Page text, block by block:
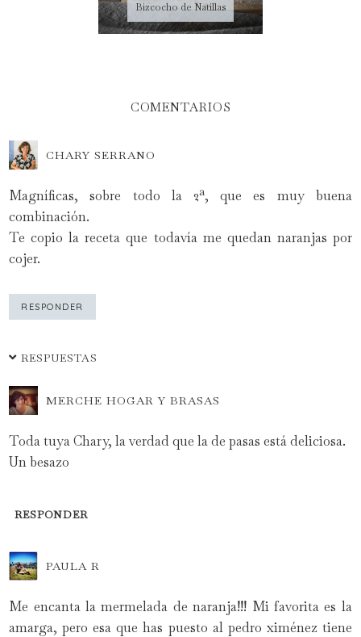
Bizcocho de Natillas
COMENTARIOS
CHARY SERRANO
Magníficas, sobre todo la 2ª, que es muy buena
combinación.
Te copio la receta que todavía me quedan naranjas por
cojer.
RESPONDER
RESPUESTAS
MERCHE HOGAR Y BRASAS
Toda tuya Chary, la verdad que la de pasas está deliciosa.
Un besazo
RESPONDER
PAULA R
Me encanta la mermelada de naranja!!! Mi favorita es la
amarga, pero esa que has puesto al pedro ximénez tiene